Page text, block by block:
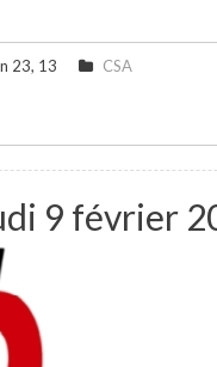
23, 13 CSA
9 février